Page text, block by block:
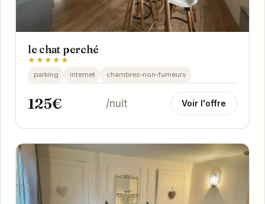
le chat perché
★★★★★
parking internet chambres-non-fumeurs
125€ /nuit Voir l'offre